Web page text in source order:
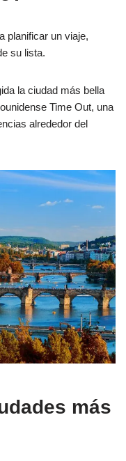
planificar un viaje,
su lista.
la ciudad más bella
Time Out, una
alrededor del
más